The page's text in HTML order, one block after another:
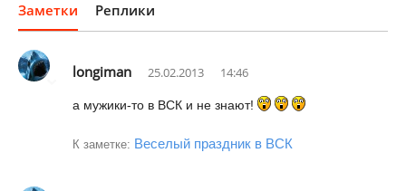
Заметки Реплики
longiman 25.02.2013 14:46
а мужики-то в ВСК и не знают!
К заметке: Веселый праздник в ВСК